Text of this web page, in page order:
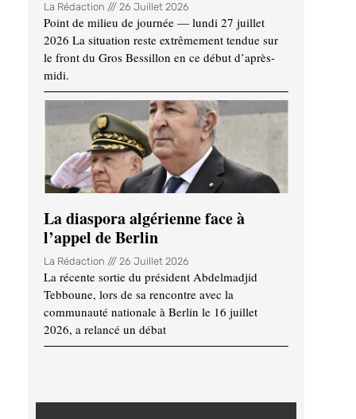
La Rédaction 26 Juillet 2026
Point de milieu de journée — lundi 27 juillet
2026 La situation reste extrêmement tendue sur
le front du Gros Bessillon en ce début d’après-
midi.
La diaspora algérienne face à
l’appel de Berlin
La Rédaction 26 Juillet 2026
La récente sortie du président Abdelmadjid
Tebboune, lors de sa rencontre avec la
communauté nationale à Berlin le 16 juillet
2026, a relancé un débat